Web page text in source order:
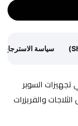
سياسة الاسترجاع (Return Policy)
تُعد وحدات التكثيف التجارية مكونًا رئيسيًا في تجهيزات السوبر